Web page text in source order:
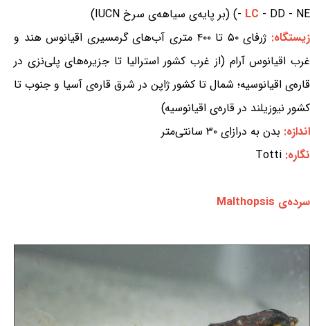
- LC - DD - NE) (بر پایه‌ی سیاهه‌ی سرخ IUCN)
زیستگاه:
ژرفای ۵۰ تا ۴۰۰ متری آب‌های گرمسیری اقیانوس هند و
غرب اقیانوس آرام (از غرب کشور استرالیا تا جزیره‌های پلی‌نزی در
قاره‌ی اقیانوسیه؛ شمال تا کشور ژاپن در شرق قاره‌ی آسیا و جنوب تا
کشور نیوزیلند در قاره‌ی اقیانوسیه)
اندازه: بدن به درازای ۳۰ سانتی‌متر
نگاره: Totti
سرده‌ی Malthopsis